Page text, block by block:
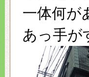
一体何が
あっ手が